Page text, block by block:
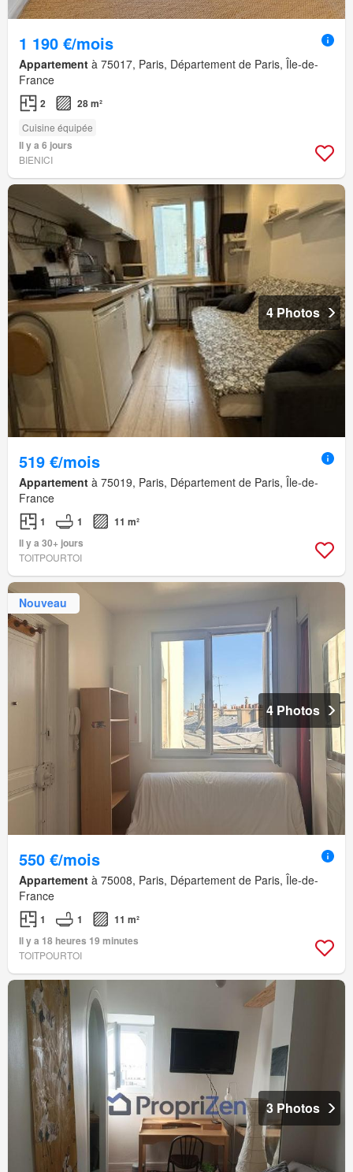
1 190 €/mois
Appartement à 75017, Paris, Département de Paris, Île-de-
France
2 28 m²
Cuisine équipée
Il y a 6 jours
BIENICI
4 Photos
519 €/mois
Appartement à 75019, Paris, Département de Paris, Île-de-
France
1 1
11 m²
Il y a 30+ jours
TOITPOURTOI
Nouveau
4 Photos
550 €/mois
Appartement à 75008, Paris, Département de Paris, Île-de-
France
1 1
11 m²
Il y a 18 heures 19 minutes
TOITPOURTOI
3 Photos